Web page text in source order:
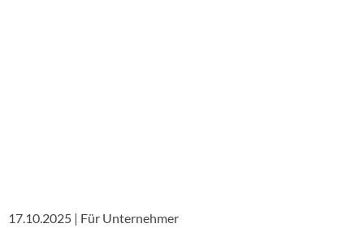
17.10.2025 | Für Unternehmer